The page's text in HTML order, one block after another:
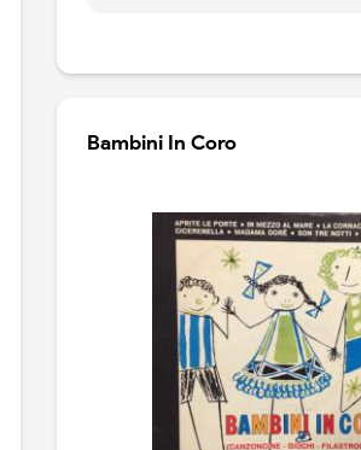
Bambini In Coro